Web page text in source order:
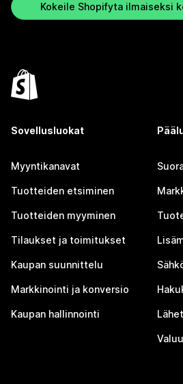
Kokeile Shopifyta ilmaiseksi
Sovellusluokat
Myyntikanavat
Tuotteiden etsiminen
Tuotteiden myyminen
Tilaukset ja toimitukset
Kaupan suunnittelu
Markkinointi ja konversio
Kaupan hallinnointi